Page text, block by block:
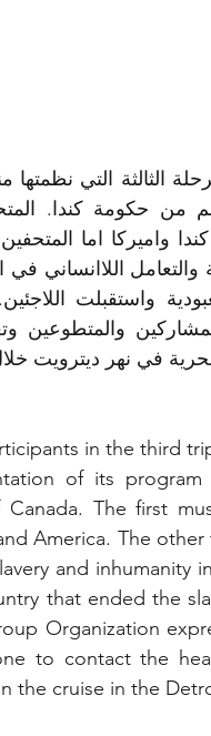
في نهر ديترويت
in the third
of its
The first
America. The
and inhumanity
that ended the
Organization
to contact the
the cruise in the